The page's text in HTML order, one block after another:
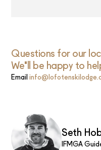
Questions for our
We'll be happy to
Email
Seth
IFMGA